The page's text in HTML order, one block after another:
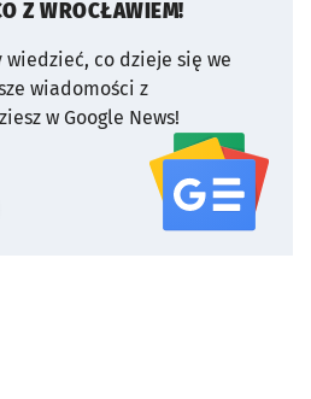
Z WROCŁAWIEM!
wiedzieć, co dzieje się we
wiadomości z
w Google News!
serwisu